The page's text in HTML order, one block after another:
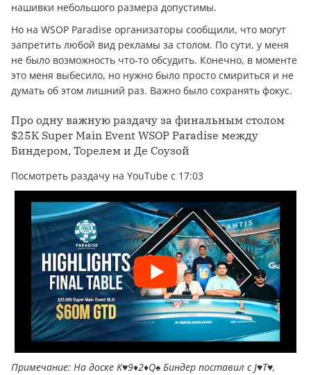
нашивки небольшого размера допустимы.
Но на WSOP Paradise организаторы сообщили, что могут
запретить любой вид рекламы за столом. По сути, у меня
не было возможность что-то обсудить. Конечно, в моменте
это меня выбесило, но нужно было просто смириться и не
думать об этом лишний раз. Важно было сохранять фокус.
Про одну важную раздачу за финальным столом
$25K Super Main Event WSOP Paradise между
Биндером, Торелем и Де Соузой
Посмотреть раздачу на YouTube с 17:03
Примечание: На доске K♥️9♦️2♦️Q♠️ Биндер поставил с J♥️T♥️,